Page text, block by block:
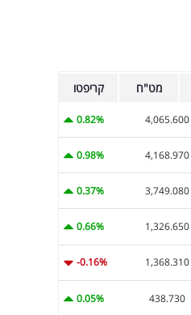
מט"ח קריפטו
4,065.600
0.82%
4,168.970
0.98%
3,749.080
0.37%
1,326.650
0.66%
1,368.310
-0.16%
438.730
0.05%